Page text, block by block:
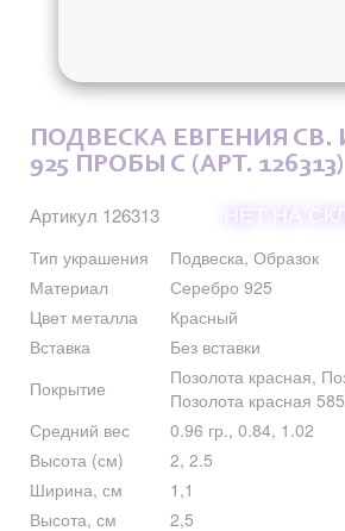
ПОДВЕСКА ЕВГЕНИЯ СВ.
925 ПРОБЫ С (АРТ. 126313)
Артикул 126313 НЕТ НА
Тип украшения
Подвеска, Образок
Материал
Серебро 925
Цвет металла
Красный
Вставка
Без вставки
Покрытие
Позолота красная,
Позолота красная
Средний вес
0.96 гр., 0.84, 1.02
Высота (см)
2, 2.5
Ширина, см
1,1
Высота, см
2,5